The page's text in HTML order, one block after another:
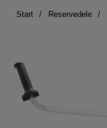
Start Reservedele